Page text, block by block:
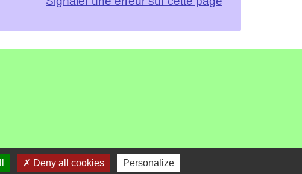
Deny all cookies Personalize